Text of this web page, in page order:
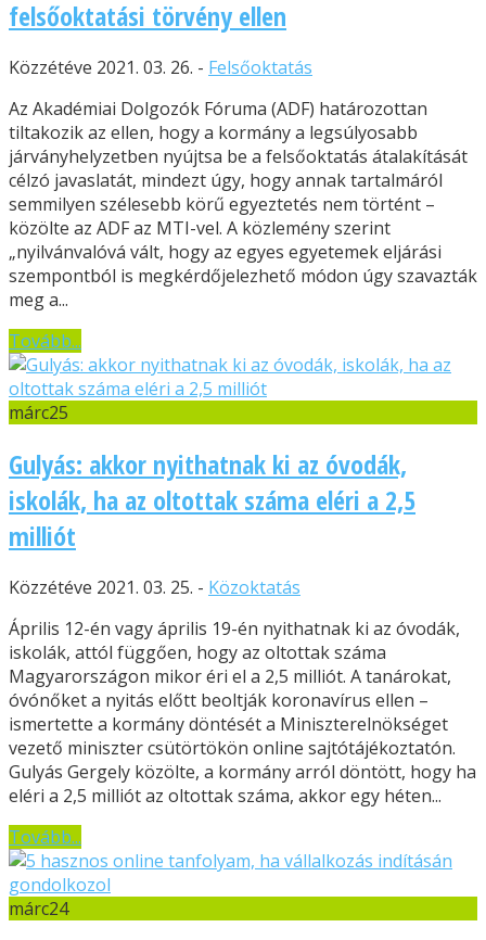
felsőoktatási törvény ellen
Közzétéve 2021. 03. 26. - Felsőoktatás
Az Akadémiai Dolgozók Fóruma (ADF) határozottan
tiltakozik az ellen, hogy a kormány a legsúlyosabb
járványhelyzetben nyújtsa be a felsőoktatás átalakítását
célzó javaslatát, mindezt úgy, hogy annak tartalmáról
semmilyen szélesebb körű egyeztetés nem történt –
közölte az ADF az MTI-vel. A közlemény szerint
„nyilvánvalóvá vált, hogy az egyes egyetemek eljárási
szempontból is megkérdőjelezhető módon úgy szavazták
meg a...
Tovább...
márc25
Gulyás: akkor nyithatnak ki az óvodák,
iskolák, ha az oltottak száma eléri a 2,5
milliót
Közzétéve 2021. 03. 25. - Közoktatás
Április 12-én vagy április 19-én nyithatnak ki az óvodák,
iskolák, attól függően, hogy az oltottak száma
Magyarországon mikor éri el a 2,5 milliót. A tanárokat,
óvónőket a nyitás előtt beoltják koronavírus ellen –
ismertette a kormány döntését a Miniszterelnökséget
vezető miniszter csütörtökön online sajtótájékoztatón.
Gulyás Gergely közölte, a kormány arról döntött, hogy ha
eléri a 2,5 milliót az oltottak száma, akkor egy héten...
Tovább...
márc24